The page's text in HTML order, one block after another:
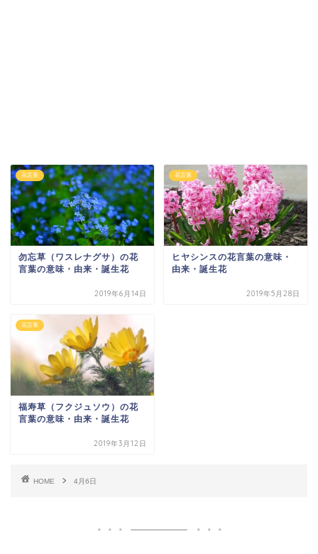
花言葉
勿忘草（ワスレナグサ）の花
言葉の意味・由来・誕生花
2019年6月14日
花言葉
ヒヤシンスの花言葉の意味・
由来・誕生花
2019年5月28日
花言葉
福寿草（フクジュソウ）の花
言葉の意味・由来・誕生花
2019年3月12日
HOME 4月6日